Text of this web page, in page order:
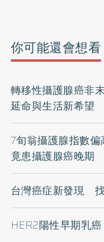
你可能還會想看
轉移性攝護腺癌非
延命與生活新希望
7旬翁攝護腺指數偏
竟患攝護腺癌晚期
台灣癌症新發現
HER2陽性早期乳